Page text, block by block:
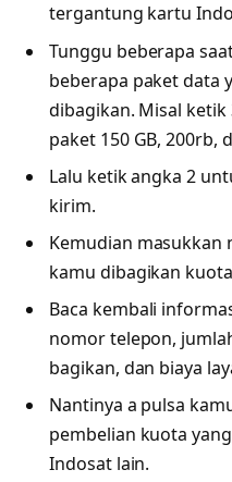
tergantung kartu
Tunggu beberapa
beberapa paket data
dibagikan. Misal
paket 150 GB,
Lalu ketik angka 2
kirim.
Kemudian masukkan
kamu dibagikan
Baca kembali
nomor telepon,
bagikan, dan biaya
Nantinya a pulsa
pembelian kuota
Indosat lain.